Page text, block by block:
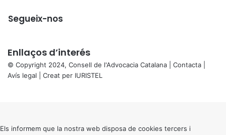
Segueix-nos
Enllaços d’interés
© Copyright 2024, Consell de l'Advocacia Catalana | Contacta
Avís legal | Creat per IURISTEL
button
Els informem que la nostra web disposa de cookies tercers i